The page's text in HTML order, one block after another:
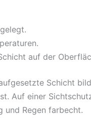
auf der
Schicht
Auf einer
und Regen farbecht.